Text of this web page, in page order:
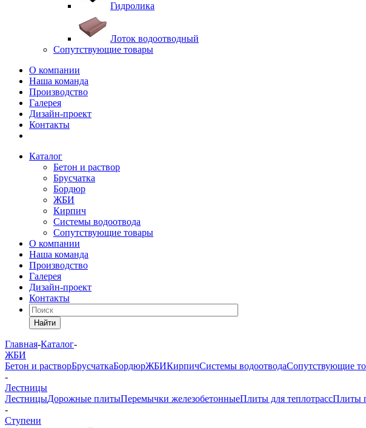
Гидролика
Лоток водоотводный
Сопутствующие товары
О компании
Наша команда
Производство
Галерея
Дизайн-проект
Контакты
Каталог
Бетон и раствор
Брусчатка
Бордюр
ЖБИ
Кирпич
Системы водоотвода
Сопутствующие товары
О компании
Наша команда
Производство
Галерея
Дизайн-проект
Контакты
Найти
Главная-Каталог-
ЖБИ
Бетон и растворБрусчаткаБордюрЖБИКирпичСистемы водоотводаСопутствующие
-
Лестницы
ЛестницыДорожные плитыПеремычки железобетонныеПлиты для теплотрассПлиты
-
Ступени